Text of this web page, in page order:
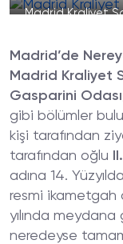
Madrid Kraliyet
Madrid’de
Madrid Kraliyet
Gasparini
gibi bölümler
kişi tarafından
tarafından oğlu
adına 14.
resmi ikametgah
yılında
neredeyse